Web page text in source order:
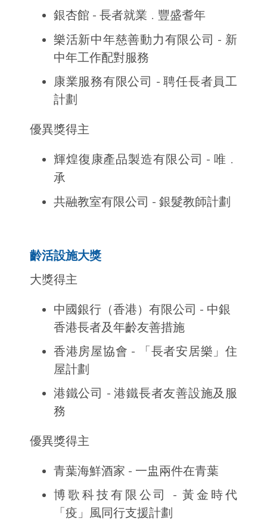
銀杏館 - 長者就業 ． 豐盛耆年
樂活新中年慈善動力有限公司 - 新
中年工作配對服務
康業服務有限公司 - 聘任長者員工
計劃
優異獎得主
輝煌復康產品製造有限公司 - 唯 ．
承
共融教室有限公司 - 銀髮教師計劃
齡活設施大獎
大獎得主
中國銀行（香港）有限公司 - 中銀
香港長者及年齡友善措施
香港房屋協會 - 「長者安居樂」住
屋計劃
港鐵公司 - 港鐵長者友善設施及服
務
優異獎得主
青葉海鮮酒家 - 一盅兩件在青葉
博歌科技有限公司 - 黃金時代
「疫」風同行支援計劃